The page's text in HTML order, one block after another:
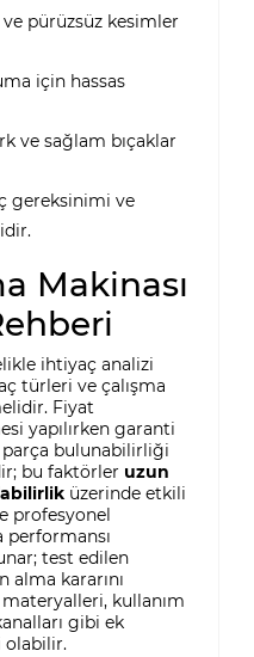
pürüzsüz kesimler
için hassas
ve sağlam bıçaklar
gereksinimi ve
Makinası
ihtiyaç analizi
türleri ve çalışma
Fiyat
yapılırken garanti
parça bulunabilirliği
bu faktörler uzun
üzerinde etkili
profesyonel
performansı
test edilen
alma kararını
kullanım
gibi ek
olabilir.